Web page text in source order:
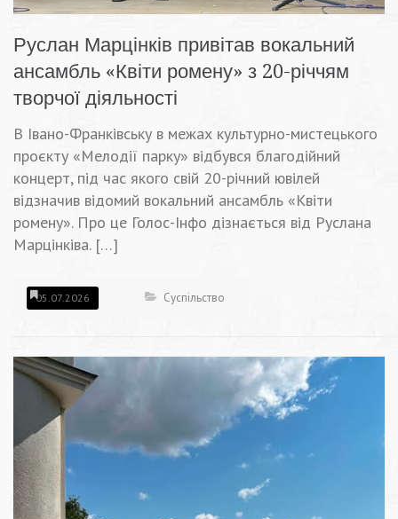
Руслан Марцінків привітав вокальний
ансамбль «Квіти ромену» з 20-річчям
творчої діяльності
В Івано-Франківську в межах культурно-мистецького
проєкту «Мелодії парку» відбувся благодійний
концерт, під час якого свій 20-річний ювілей
відзначив відомий вокальний ансамбль «Квіти
ромену». Про це Голос-Інфо дізнається від Руслана
Марцінківа. […]
05.07.2026 Суспільство